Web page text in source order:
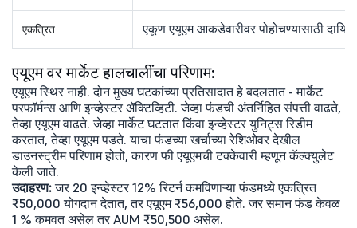
एकत्रित एकूण एयूएम आकडेवारीवर पोहोचण्यासाठी
एयूएम वर मार्केट हालचालींचा परिणाम:
एयूएम स्थिर नाही. दोन मुख्य घटकांच्या प्रतिसादात हे बदलतात - मार्केट
परफॉर्मन्स आणि इन्व्हेस्टर ॲक्टिव्हिटी. जेव्हा फंडची अंतर्निहित संपत्ती वाढते,
तेव्हा एयूएम वाढते. जेव्हा मार्केट घटतात किंवा इन्व्हेस्टर युनिट्स रिडीम
करतात, तेव्हा एयूएम पडते. याचा फंडच्या खर्चाच्या रेशिओवर देखील
डाउनस्ट्रीम परिणाम होतो, कारण फी एयूएमची टक्केवारी म्हणून कॅल्क्युलेट
केली जाते.
उदाहरण:जर 20 इन्व्हेस्टर 12% रिटर्न कमविणाऱ्या फंडमध्ये एकत्रित
₹50,000 योगदान देतात, तर एयूएम ₹56,000 होते. जर समान फंड केवळ
1 % कमवत असेल तर AUM ₹50,500 असेल.